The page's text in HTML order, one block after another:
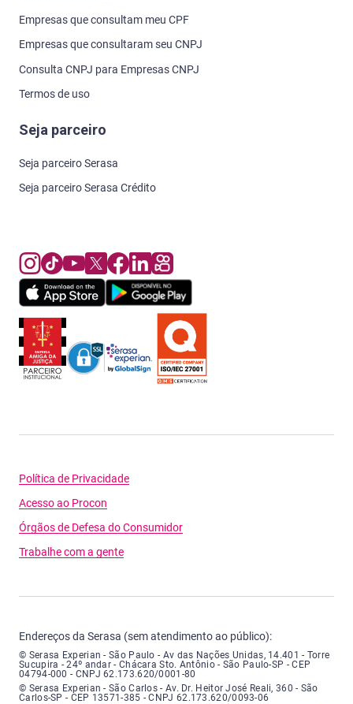
Empresas que consultam meu CPF
Empresas que consultaram seu CNPJ
Consulta CNPJ para Empresas CNPJ
Termos de uso
Seja parceiro
Seja parceiro Serasa
Seja parceiro Serasa Crédito
Política de Privacidade
Acesso ao Procon
Órgãos de Defesa do Consumidor
Trabalhe com a gente
Endereços da Serasa (sem atendimento ao público):
Serasa Experian - São Paulo - Endereço: Avenida das Nações Unidas,
© Serasa Experian - São Paulo - Av das Nações Unidas, 14.401 - Torre
Sucupira - 24º andar - Chácara Sto. Antônio - São Paulo-SP - CEP
04794-000 - CNPJ 62.173.620/0001-80
Serasa Experian - São Carlos - Endereço: Avenida Doutor Heitor José
© Serasa Experian - São Carlos - Av. Dr. Heitor José Reali, 360 - São
Carlos-SP - CEP 13571-385 - CNPJ 62.173.620/0093-06